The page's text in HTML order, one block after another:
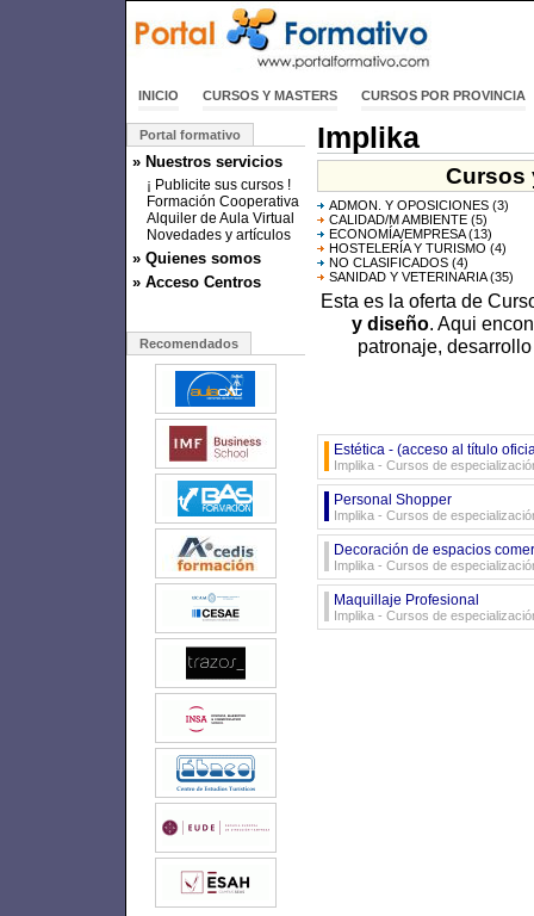
INICIO CURSOS Y MASTERS CURSOS POR PROVINCIA
Portal formativo
» Nuestros servicios
¡ Publicite sus cursos !
Formación Cooperativa
Alquiler de Aula Virtual
Novedades y artículos
» Quienes somos
» Acceso Centros
Recomendados
Implika
Cursos
ADMON. Y OPOSICIONES (3)
CALIDAD/M AMBIENTE (5)
ECONOMÍA/EMPRESA(13)
HOSTELERÍA Y TURISMO (4)
NO CLASIFICADOS (4)
SANIDAD Y VETERINARIA(35)
Esta es la oferta de
y diseño. Aqui
patronaje,
Estética - (acceso al título
Implika - Cursos de
Personal Shopper
Implika - Cursos de
Decoración de espacios
Implika - Cursos de
Maquillaje Profesional
Implika - Cursos de